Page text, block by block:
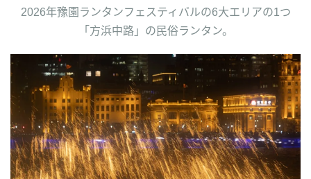
2026年豫園ランタンフェスティバルの6大エリアの1つ
「方浜中路」の民俗ランタン。